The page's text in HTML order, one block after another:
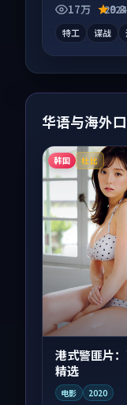
看。17万 9.8
特工 谍战
华语与海外
韩国 杜比
港式警匪片
精选
电影 2020